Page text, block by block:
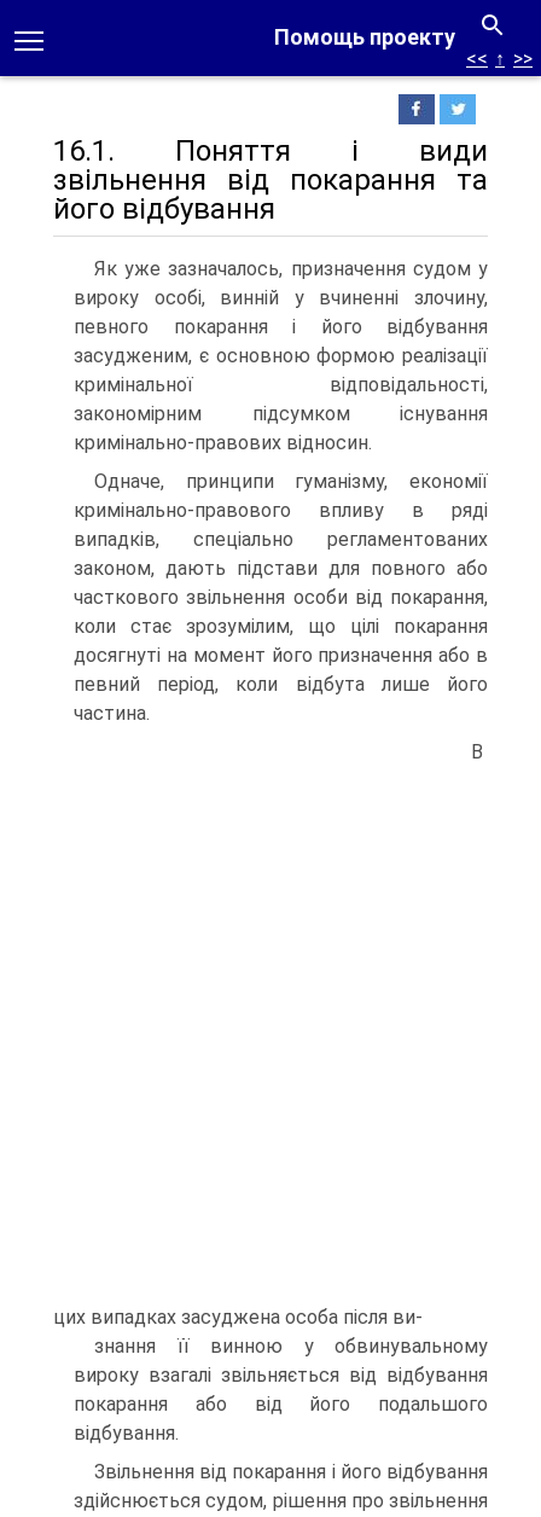
Помощь проекту
<< ↑ >>
16.1. Поняття і види
звільнення від покарання та
його відбування
Як уже зазначалось, призначення судом у
вироку особі, винній у вчиненні злочину,
певного покарання і його відбування
засудженим, є основною формою реалізації
кримінальної відповідальності,
закономірним підсумком існування
кримінально-правових відносин.
Одначе, принципи гуманізму, економії
кримінально-правового впливу в ряді
випадків, спеціально регламентованих
законом, дають підстави для повного або
часткового звільнення особи від покарання,
коли стає зрозумілим, що цілі покарання
досягнуті на момент його призначення або в
певний період, коли відбута лише його
частина.
В
цих випадках засуджена особа після ви-
знання її винною у обвинувальному
вироку взагалі звільняється від відбування
покарання або від його подальшого
відбування.
Звільнення від покарання і його відбування
здійснюється судом, рішення про звільнення